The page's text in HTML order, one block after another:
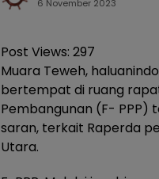
6 November 2023
Post Views: 297
Muara Teweh,
bertempat di ruang
Pembangunan (F- PPP)
saran, terkait Raperda
Utara.